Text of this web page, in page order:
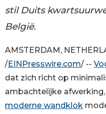
stil Duits
België.
AMSTERDAM,
/EINPresswire.com/ --
dat zich richt op
ambachtelijke
moderne wandklok